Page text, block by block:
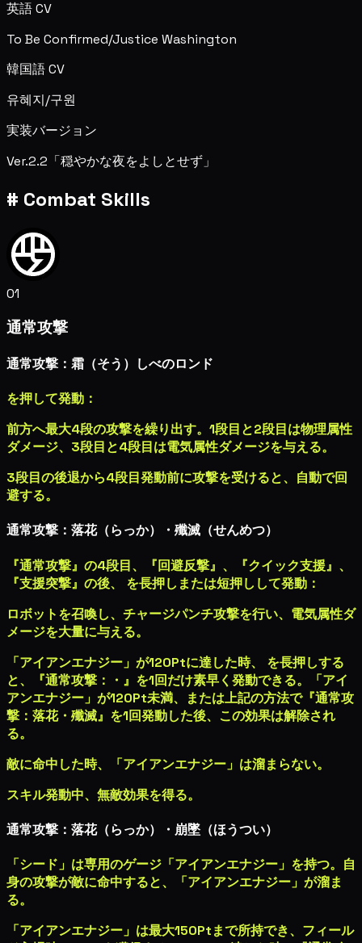
英語 CV
To Be Confirmed/Justice Washington
韓国語 CV
유혜지/구원
実装バージョン
Ver.2.2「穏やかな夜をよしとせず」
# Combat Skills
01
通常攻撃
通常攻撃：霜（そう）しべのロンド
を押して発動：
前方へ最大4段の攻撃を繰り出す。1段目と2段目は物理属性
ダメージ、3段目と4段目は電気属性ダメージを与える。
3段目の後退から4段目発動前に攻撃を受けると、自動で回
避する。
通常攻撃：落花（らっか）・殲滅（せんめつ）
『通常攻撃』の4段目、『回避反撃』、『クイック支援』、
『支援突撃』の後、 を長押しまたは短押しして発動：
ロボットを召喚し、チャージパンチ攻撃を行い、 電気属性ダ
メージを大量に与える。
「アイアンエナジー」が120Ptに達した時、 を長押しする
と、『通常攻撃：
・ 』を1回だけ素早く発動できる。「アイ
アンエナジー」が120Pt未満、または上記の方法で『通常攻
撃：落花・殲滅』を1回発動した後、この効果は解除され
る。
敵に命中した時、「アイアンエナジー」は溜まらない。
スキル発動中、無敵効果を得る。
通常攻撃：落花（らっか）・崩墜（ほうつい）
「シード」は専用のゲージ「アイアンエナジー」を持つ。自
身の攻撃が敵に命中すると、「アイアンエナジー」が溜ま
る。
「アイアンエナジー」は最大150Ptまで所持でき、フィール